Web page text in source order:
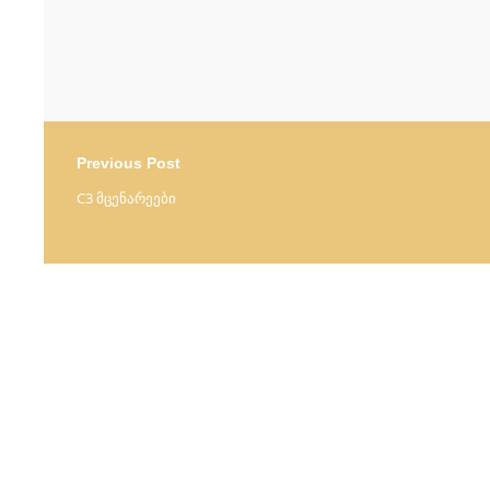
Previous Post
C3 მცენარეები